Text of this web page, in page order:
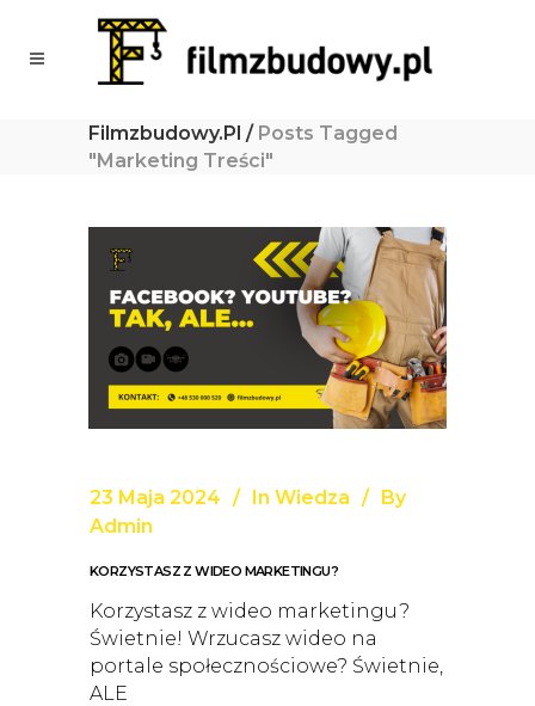
Filmzbudowy.pl / Posts Tagged
"marketing Treści"
23 Maja 2024 In Wiedza
By
Admin
KORZYSTASZ Z WIDEO MARKETINGU?
Korzystasz z wideo marketingu?
Świetnie! Wrzucasz wideo na
portale społecznościowe? Świetnie,
ALE